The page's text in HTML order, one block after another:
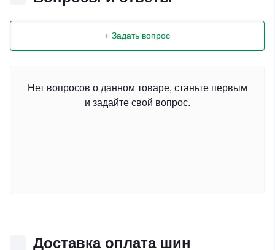
+ Задать вопрос
Нет вопросов о данном товаре, станьте первым
и задайте свой вопрос.
Доставка оплата шин